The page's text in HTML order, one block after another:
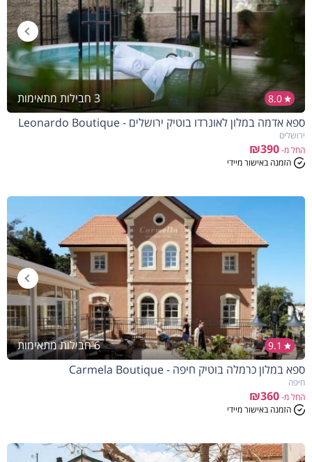
8.0
3 חבילות מתאימות
ספא אדמה במלון לאונרדו בוטיק ירושלים - Leonardo Boutique
ירושלים
החל מ-₪390
הזמנה באישור מיידי
9.1
6 חבילות מתאימות
ספא במלון כרמלה בוטיק חיפה - Carmela Boutique
חיפה
החל מ-₪360
הזמנה באישור מיידי